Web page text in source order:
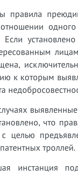
правила
к которым
что
целью
троллей.
инстанция